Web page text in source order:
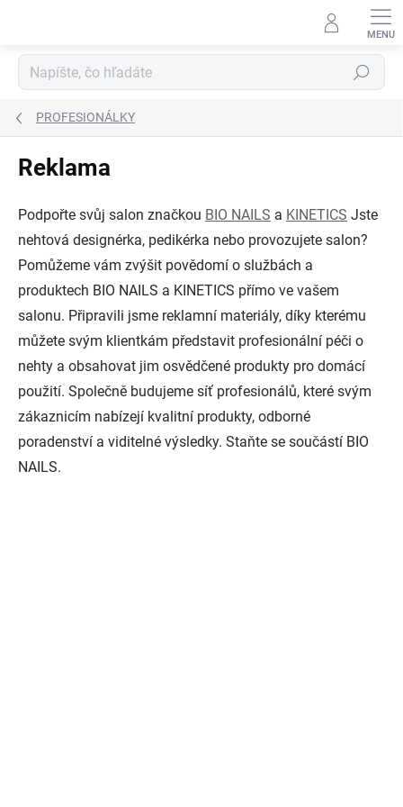
Hľadať
PROFESIONÁLKY
Reklama
Podpořte svůj salon značkou BIO NAILS a KINETICS Jste
nehtová designérka, pedikérka nebo provozujete salon?
Pomůžeme vám zvýšit povědomí o službách a
produktech BIO NAILS a KINETICS přímo ve vašem
salonu. Připravili jsme reklamní materiály, díky kterému
můžete svým klientkám představit profesionální péči o
nehty a obsahovat jim osvědčené produkty pro domácí
použití. Společně budujeme síť profesionálů, které svým
zákaznicím nabízejí kvalitní produkty, odborné
poradenství a viditelné výsledky. Staňte se součástí BIO
NAILS.